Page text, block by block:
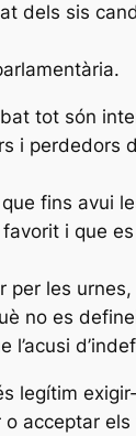
dels sis
tot són
i perdedors
fins avui
i que
per les urnes,
no es
l’acusi
legítim
acceptar els